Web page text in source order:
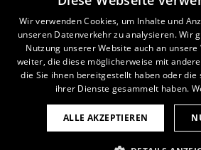
Wir verwenden Cookies, um Inhalte und
unseren Datenverkehr zu analysieren. Wir
Nutzung unserer Website auch an
weiter, die diese möglicherweise mit
die Sie ihnen bereitgestellt haben oder die
ihrer Dienste gesammelt haben.
ALLE AKZEPTIEREN